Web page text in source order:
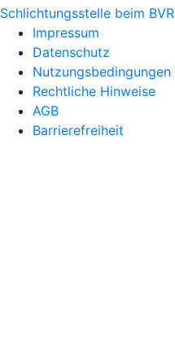
Schlichtungsstelle beim BVR
Impressum
Datenschutz
Nutzungsbedingungen
Rechtliche Hinweise
AGB
Barrierefreiheit